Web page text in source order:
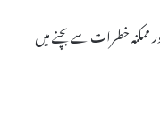
خطرات سے بچنے میں